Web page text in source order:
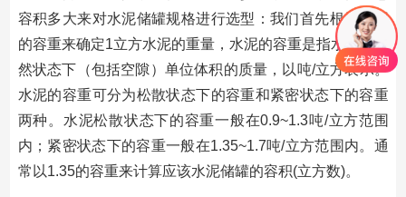
容积多大来对水泥储罐规格进行选型：我们首先根据水泥
的容重来确定1立方水泥的重量，水泥的容重是指水泥在自
然状态下（包括空隙）单位体积的质量，以吨/立方表示。
水泥的容重可分为松散状态下的容重和紧密状态下的容重
两种。水泥松散状态下的容重一般在0.9~1.3吨/立方范围
内；紧密状态下的容重一般在1.35~1.7吨/立方范围内。通
常以1.35的容重来计算应该水泥储罐的容积(立方数)。